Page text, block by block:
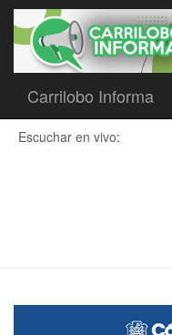
Carrilobo Informa
Escuchar en vivo: